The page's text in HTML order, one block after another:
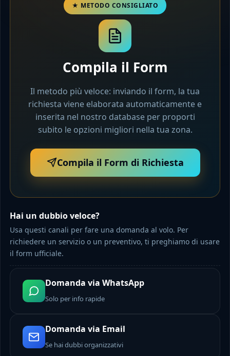
Compila il Form
Il metodo più veloce: inviando il form, la tua
richiesta viene elaborata automaticamente e
inserita nel nostro database per proporti
subito le opzioni migliori nella tua zona.
Compila il Form di Richiesta
Hai un dubbio veloce?
Usa questi canali per fare una domanda al volo. Per
richiedere un servizio o un preventivo, ti preghiamo di usare
il form ufficiale.
Domanda via WhatsApp
Solo per info rapide
Domanda via Email
Se hai dubbi organizzativi